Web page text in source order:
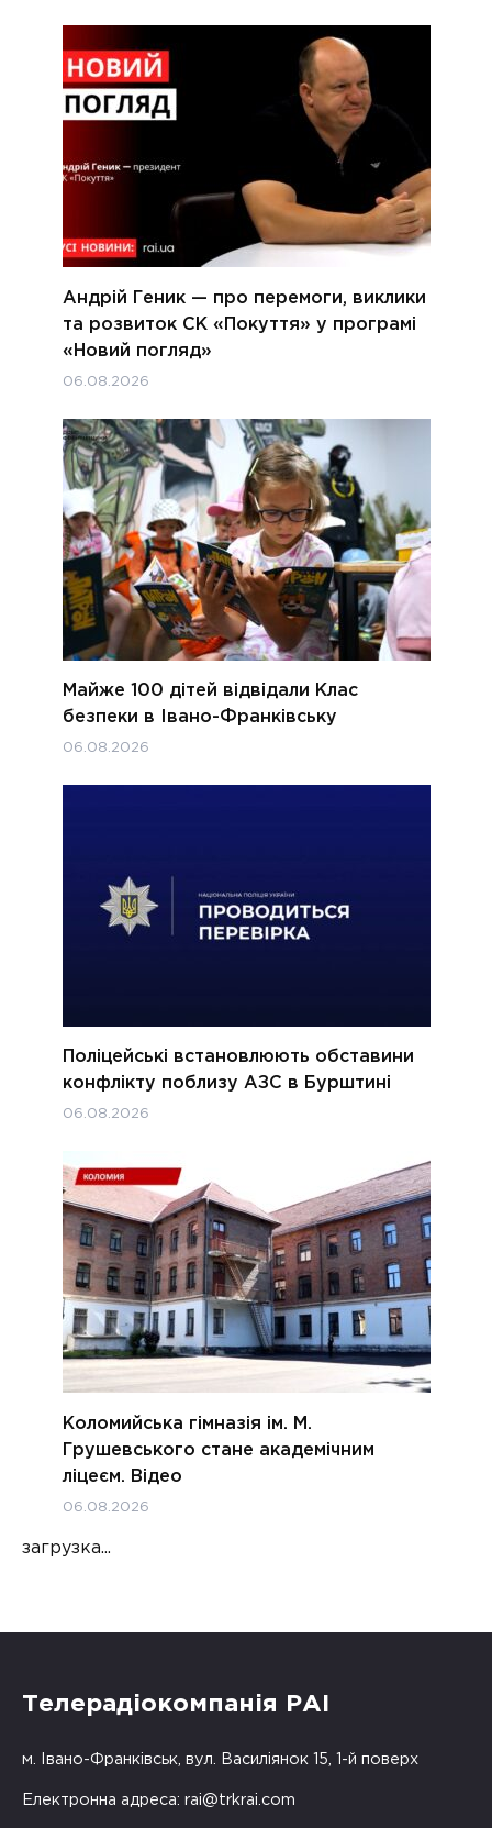
Андрій Геник — про перемоги, виклики
та розвиток СК «Покуття» у програмі
«Новий погляд»
06.08.2026
Майже 100 дітей відвідали Клас
безпеки в Івано-Франківську
06.08.2026
Поліцейські встановлюють обставини
конфлікту поблизу АЗС в Бурштині
06.08.2026
Коломийська гімназія ім. М.
Грушевського стане академічним
ліцеєм. Відео
06.08.2026
загрузка...
Телерадіокомпанія РАІ
м. Івано-Франківськ, вул. Василіянок 15, 1-й поверх
Електронна адреса: rai@trkrai.com